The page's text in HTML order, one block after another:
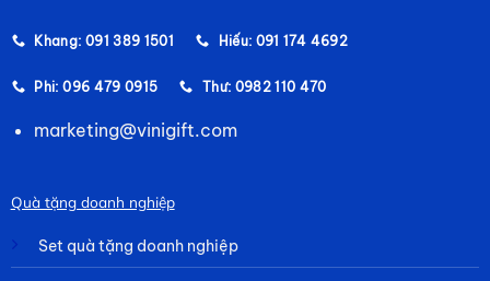
Khang: 091 389 1501 Hiếu: 091 174 4692
Phi: 096 479 0915 Thư: 0982 110 470
marketing@vinigift.com
Quà tặng doanh nghiệp
Set quà tặng doanh nghiệp